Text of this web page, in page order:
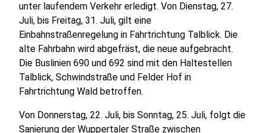
unter laufendem Verkehr erledigt. Von Dienstag, 27.
Juli, bis Freitag, 31. Juli, gilt eine
Einbahnstraßenregelung in Fahrtrichtung Talblick. Die
alte Fahrbahn wird abgefräst, die neue aufgebracht.
Die Buslinien 690 und 692 sind mit den Haltestellen
Talblick, Schwindstraße und Felder Hof in
Fahrtrichtung Wald betroffen.
Von Donnerstag, 22. Juli, bis Sonntag, 25. Juli, folgt die
Sanierung der Wuppertaler Straße zwischen